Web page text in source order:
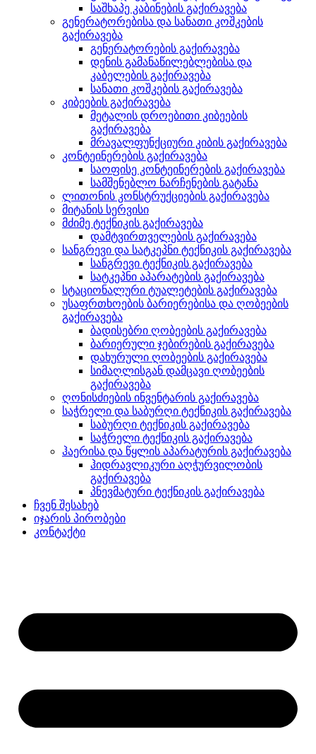
საშხაპე კაბინების გაქირავება
გენერატორებისა და სანათი კოშკების
გაქირავება
გენერატორების გაქირავება
დენის გამანაწილებლებისა და
კაბელების გაქირავება
სანათი კოშკების გაქირავება
კიბეების გაქირავება
მეტალის დროებითი კიბეების
გაქირავება
მრავალფუნქციური კიბის გაქირავება
კონტეინერების გაქირავება
საოფისე კონტეინერების გაქირავება
სამშენებლო ნარჩენების გატანა
ლითონის კონსტრუქციების გაქირავება
მიტანის სერვისი
მძიმე ტექნიკის გაქირავება
დამტვირთველების გაქირავება
სანგრევი და სატკეპნი ტექნიკის გაქირავება
სანგრევი ტექნიკის გაქირავება
სატკეპნი აპარატების გაქირავება
სტაციონალური ტუალეტების გაქირავება
უსაფრთხოების ბარიერებისა და ღობეების
გაქირავება
ბადისებრი ღობეების გაქირავება
ბარიერული ჯებირების გაქირავება
დახურული ღობეების გაქირავება
სიმაღლისგან დამცავი ღობეების
გაქირავება
ღონისძიების ინვენტარის გაქირავება
საჭრელი და საბურღი ტექნიკის გაქირავება
საბურღი ტექნიკის გაქირავება
საჭრელი ტექნიკის გაქირავება
ჰაერისა და წყლის აპარატურის გაქირავება
ჰიდრავლიკური აღჭურვილობის
გაქირავება
პნევმატური ტექნიკის გაქირავება
ჩვენ შესახებ
იჯარის პირობები
კონტაქტი